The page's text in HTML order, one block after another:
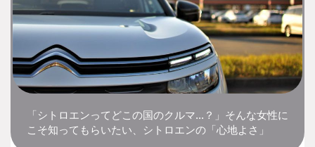
「シトロエンってどこの国のクルマ…？」そんな女性に
こそ知ってもらいたい、シトロエンの「心地よさ」